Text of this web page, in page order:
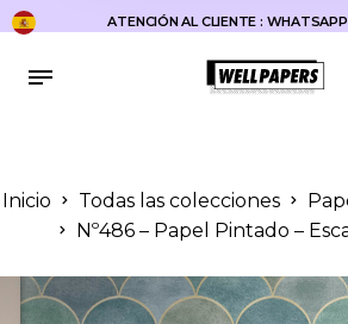
ATENCIÓN AL CLIENTE :
Inicio Todas las colecciones
Nº486 – Papel Pintado –